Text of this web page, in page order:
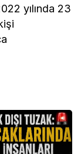
yılında 23